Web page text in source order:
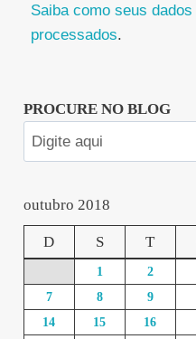
Saiba como seus
processados.
PROCURE NO BLOG
outubro 2018
D S T
1 2
7
8 9
14
15 16